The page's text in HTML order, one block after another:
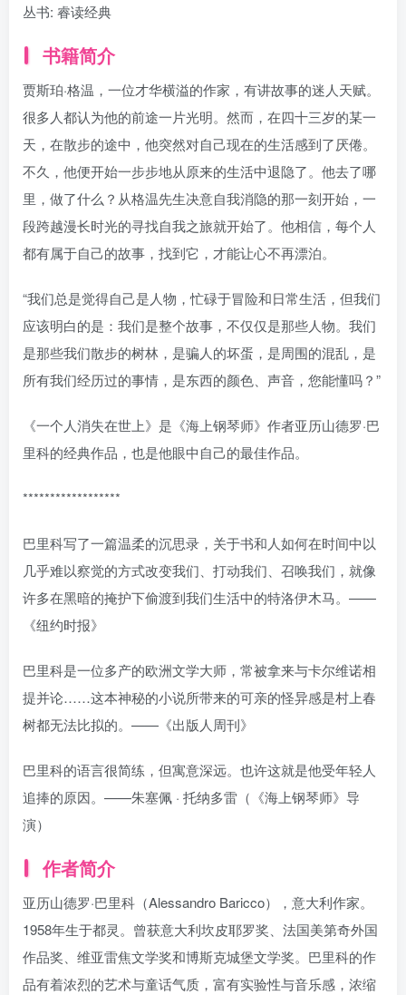
丛书: 睿读经典
书籍简介
贾斯珀·格温，一位才华横溢的作家，有讲故事的迷人天赋。
很多人都认为他的前途一片光明。然而，在四十三岁的某一
天，在散步的途中，他突然对自己现在的生活感到了厌倦。
不久，他便开始一步步地从原来的生活中退隐了。他去了哪
里，做了什么？从格温先生决意自我消隐的那一刻开始，一
段跨越漫长时光的寻找自我之旅就开始了。他相信，每个人
都有属于自己的故事，找到它，才能让心不再漂泊。
“我们总是觉得自己是人物，忙碌于冒险和日常生活，但我们
应该明白的是：我们是整个故事，不仅仅是那些人物。我们
是那些我们散步的树林，是骗人的坏蛋，是周围的混乱，是
所有我们经历过的事情，是东西的颜色、声音，您能懂吗？”
《一个人消失在世上》是《海上钢琴师》作者亚历山德罗·巴
里科的经典作品，也是他眼中自己的最佳作品。
******************
巴里科写了一篇温柔的沉思录，关于书和人如何在时间中以
几乎难以察觉的方式改变我们、打动我们、召唤我们，就像
许多在黑暗的掩护下偷渡到我们生活中的特洛伊木马。——
《纽约时报》
巴里科是一位多产的欧洲文学大师，常被拿来与卡尔维诺相
提并论……这本神秘的小说所带来的可亲的怪异感是村上春
树都无法比拟的。——《出版人周刊》
巴里科的语言很简练，但寓意深远。也许这就是他受年轻人
追捧的原因。——朱塞佩 · 托纳多雷（《海上钢琴师》导
演）
作者简介
亚历山德罗·巴里科（Alessandro Baricco），意大利作家。
1958年生于都灵。曾获意大利坎皮耶罗奖、法国美第奇外国
作品奖、维亚雷焦文学奖和博斯克城堡文学奖。巴里科的作
品有着浓烈的艺术与童话气质，富有实验性与音乐感，浓缩